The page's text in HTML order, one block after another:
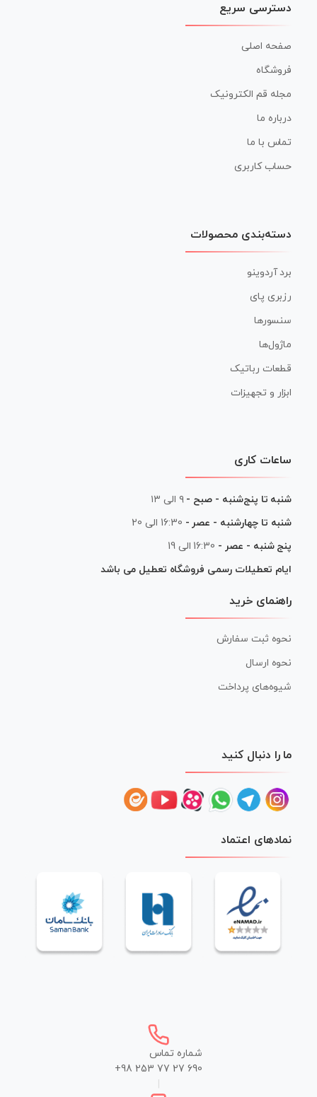
دسترسی سریع
صفحه اصلی
فروشگاه
مجله قم الکترونیک
درباره ما
تماس با ما
حساب کاربری
دسته‌بندی محصولات
برد آردوینو
رزبری پای
سنسورها
ماژول‌ها
قطعات رباتیک
ابزار و تجهیزات
ساعات کاری
شنبه تا پنج‌شنبه - صبح - ۹ الی ۱۳
شنبه تا چهارشنبه - عصر - 16:30 الی 20
پنج شنبه - عصر - 16:30 الی 19
ایام تعطیلات رسمی فروشگاه تعطیل می باشد
راهنمای خرید
نحوه ثبت سفارش
نحوه ارسال
شیوه‌های پرداخت
ما را دنبال کنید
نمادهای اعتماد
شماره تماس
+98 253 77 27 690